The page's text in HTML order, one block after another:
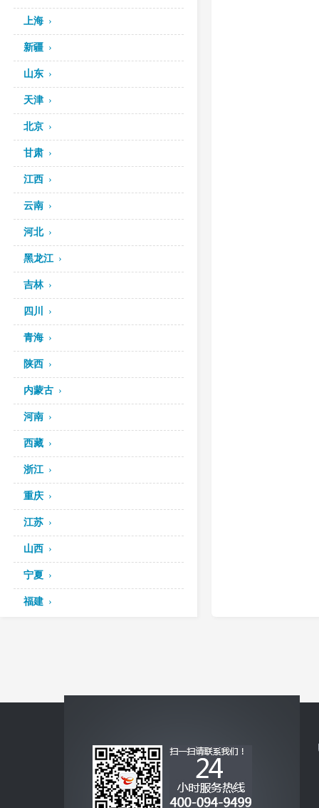
上海
新疆
山东
天津
北京
甘肃
江西
云南
河北
黑龙江
吉林
四川
青海
陕西
内蒙古
河南
西藏
浙江
重庆
江苏
山西
宁夏
福建
互联网+
企业手机客户端